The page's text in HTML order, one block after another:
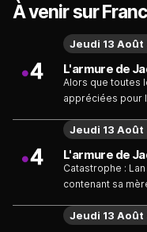
À venir sur
Alors que toutes
appréciées pour
cherche à
Jeudi 13 Août
Catastrophe :
contenant sa
secours.
Jeudi 13 Août
Jeudi 13 Août